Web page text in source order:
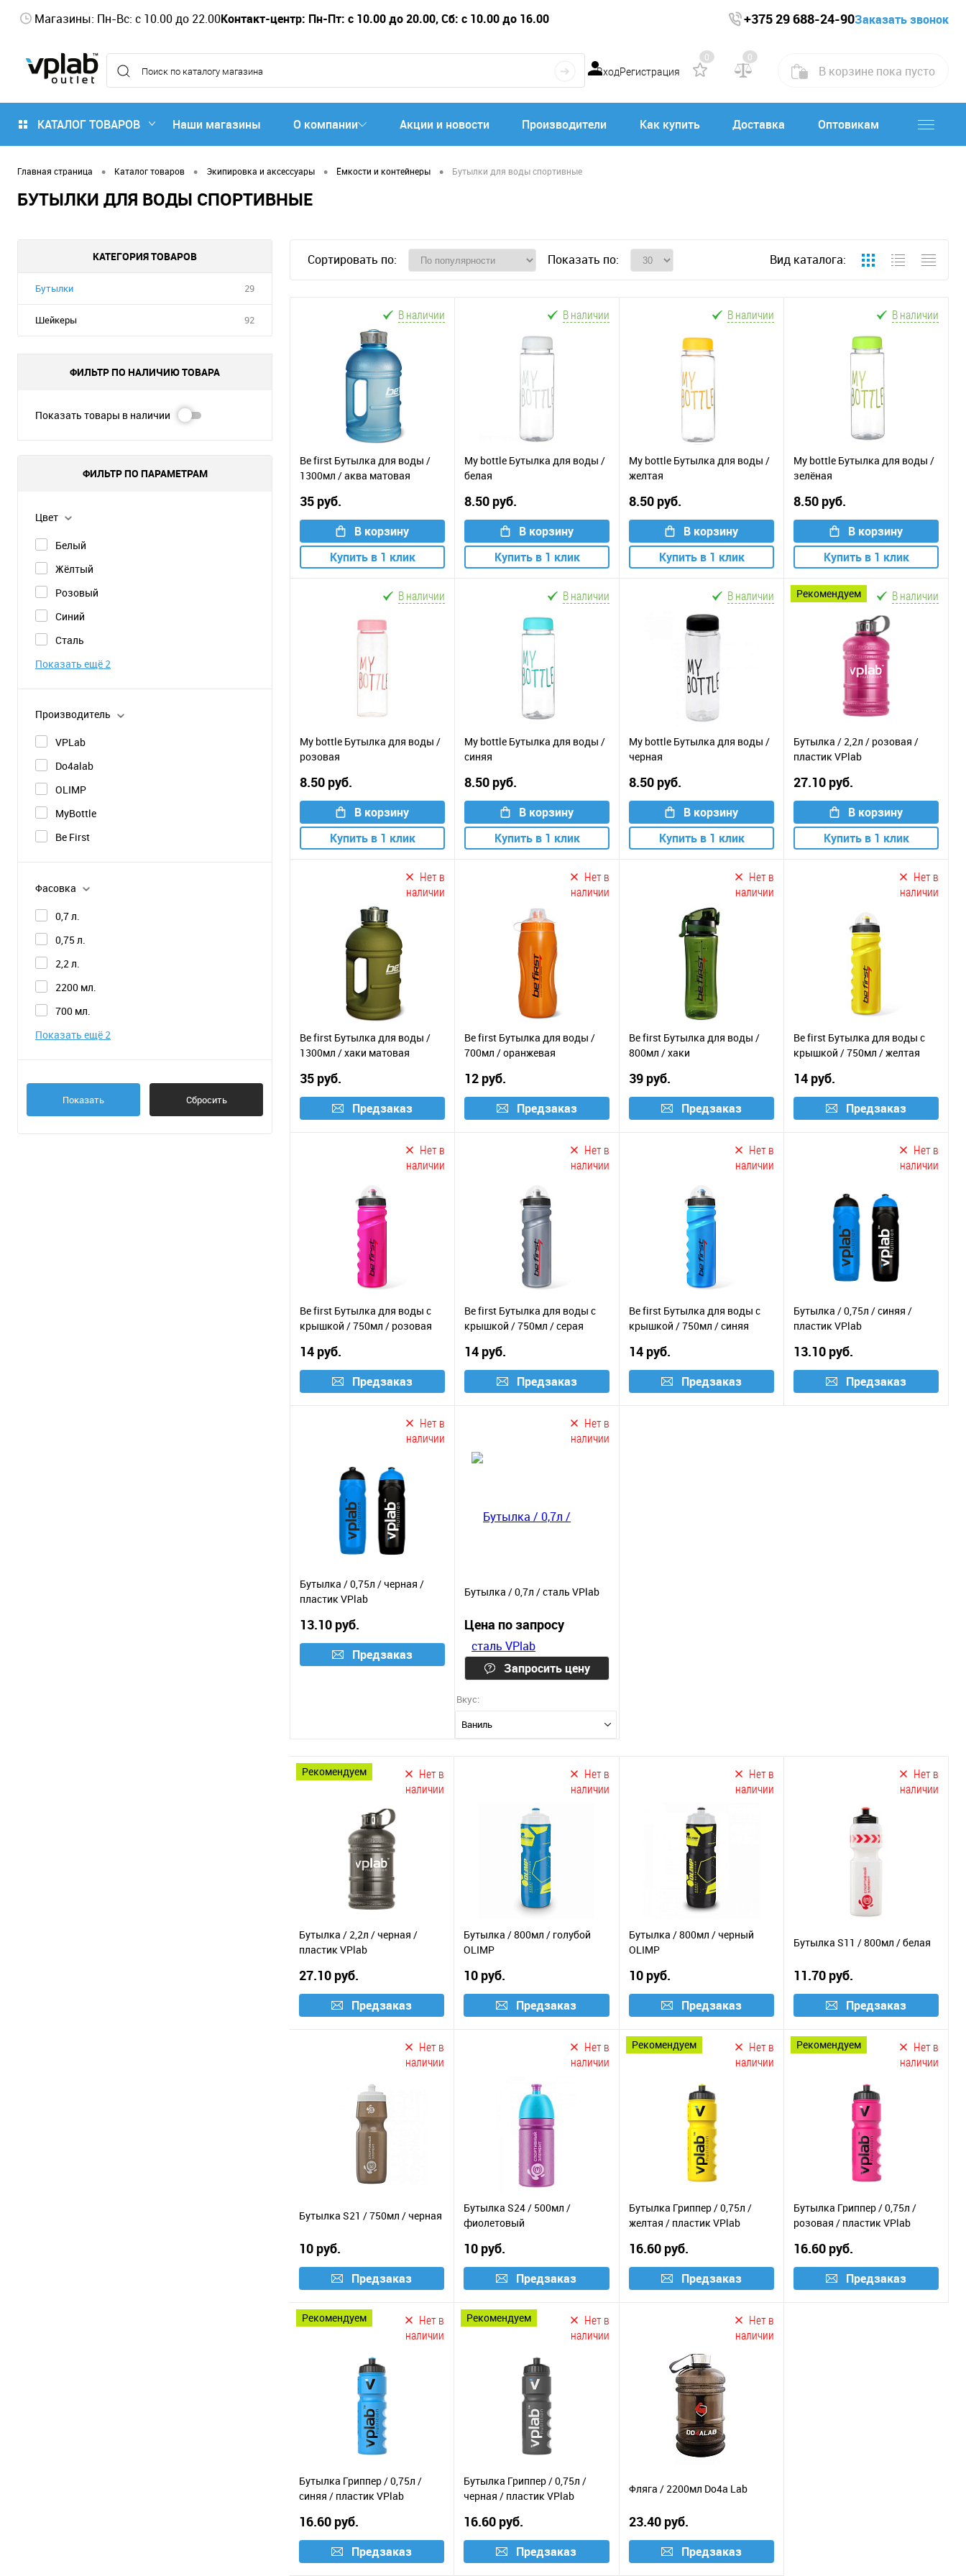
Магазины: Пн-Вс: с 10.00 до 22.00Контакт-центр: Пн-Пт: с 10.00 до 20.00, Сб: с 10.00 до 16.00 +375 29 688-24-90Заказать звонок
ВходРегистрация
0 0
В корзине пока пусто
КАТАЛОГ ТОВАРОВ Наши магазины О компании Акции и новости Производители Как купить Доставка Оптовикам
Главная страница • Каталог товаров • Экипировка и аксессуары • Ёмкости и контейнеры • Бутылки для воды спортивные
БУТЫЛКИ ДЛЯ ВОДЫ СПОРТИВНЫЕ
КАТЕГОРИЯ ТОВАРОВ
Бутылки 29
Шейкеры 92
ФИЛЬТР ПО НАЛИЧИЮ ТОВАРА
Показать товары в наличии
ФИЛЬТР ПО ПАРАМЕТРАМ
Цвет
Белый
Жёлтый
Розовый
Синий
Сталь
Показать ещё 2
Производитель
VPLab
Do4alab
OLIMP
MyBottle
Be First
Фасовка
0,7 л.
0,75 л.
2,2 л.
2200 мл.
700 мл.
Показать ещё 2
Показать Сбросить
Сортировать по: Показать по: Вид каталога:
В наличии
Be first Бутылка для воды /
1300мл / аква матовая
35 руб.
В корзину
Купить в 1 клик
В наличии
My bottle Бутылка для воды /
белая
8.50 руб.
В корзину
Купить в 1 клик
В наличии
My bottle Бутылка для воды /
желтая
8.50 руб.
В корзину
Купить в 1 клик
В наличии
My bottle Бутылка для воды /
зелёная
8.50 руб.
В корзину
Купить в 1 клик
В наличии
My bottle Бутылка для воды /
розовая
8.50 руб.
В корзину
Купить в 1 клик
В наличии
My bottle Бутылка для воды /
синяя
8.50 руб.
В корзину
Купить в 1 клик
В наличии
My bottle Бутылка для воды /
черная
8.50 руб.
В корзину
Купить в 1 клик
рекомендуем В наличии
Бутылка / 2,2л / розовая /
пластик VPlab
27.10 руб.
В корзину
Купить в 1 клик
Нет в
наличии
Be first Бутылка для воды /
1300мл / хаки матовая
35 руб.
Предзаказ
Нет в
наличии
Be first Бутылка для воды /
700мл / оранжевая
12 руб.
Предзаказ
Нет в
наличии
Be first Бутылка для воды /
800мл / хаки
39 руб.
Предзаказ
Нет в
наличии
Be first Бутылка для воды с
крышкой / 750мл / желтая
14 руб.
Предзаказ
Нет в
наличии
Be first Бутылка для воды с
крышкой / 750мл / розовая
14 руб.
Предзаказ
Нет в
наличии
Be first Бутылка для воды с
крышкой / 750мл / серая
14 руб.
Предзаказ
Нет в
наличии
Be first Бутылка для воды с
крышкой / 750мл / синяя
14 руб.
Предзаказ
Нет в
наличии
Бутылка / 0,75л / синяя /
пластик VPlab
13.10 руб.
Предзаказ
Нет в
наличии
Бутылка / 0,75л / черная /
пластик VPlab
13.10 руб.
Предзаказ
Нет в
наличии
Бутылка / 0,7л / сталь VPlab
Цена по запросу
Запросить цену
Вкус:
Ваниль
рекомендуем
Нет в
наличии
Бутылка / 2,2л / черная /
пластик VPlab
27.10 руб.
Предзаказ
Нет в
наличии
Бутылка / 800мл / голубой
OLIMP
10 руб.
Предзаказ
Нет в
наличии
Бутылка / 800мл / черный
OLIMP
10 руб.
Предзаказ
Нет в
наличии
Бутылка S11 / 800мл / белая
11.70 руб.
Предзаказ
Нет в
наличии
Бутылка S21 / 750мл / черная
10 руб.
Предзаказ
Нет в
наличии
Бутылка S24 / 500мл /
фиолетовый
10 руб.
Предзаказ
рекомендуем
Нет в
наличии
Бутылка Гриппер / 0,75л /
желтая / пластик VPlab
16.60 руб.
Предзаказ
рекомендуем
Нет в
наличии
Бутылка Гриппер / 0,75л /
розовая / пластик VPlab
16.60 руб.
Предзаказ
рекомендуем
Нет в
наличии
Бутылка Гриппер / 0,75л /
синяя / пластик VPlab
16.60 руб.
Предзаказ
рекомендуем
Нет в
наличии
Бутылка Гриппер / 0,75л /
черная / пластик VPlab
16.60 руб.
Предзаказ
Нет в
наличии
Фляга / 2200мл Do4a Lab
23.40 руб.
Предзаказ